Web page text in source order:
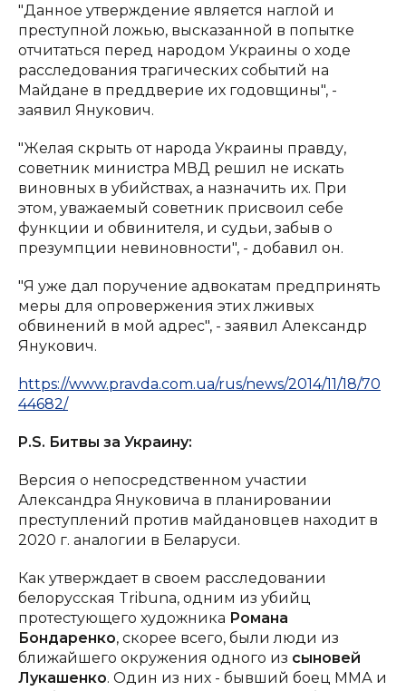
"Данное утверждение является наглой и
преступной ложью, высказанной в попытке
отчитаться перед народом Украины о ходе
расследования трагических событий на
Майдане в преддверие их годовщины", -
заявил Янукович.
"Желая скрыть от народа Украины правду,
советник министра МВД решил не искать
виновных в убийствах, а назначить их. При
этом, уважаемый советник присвоил себе
функции и обвинителя, и судьи, забыв о
презумпции невиновности", - добавил он.
"Я уже дал поручение адвокатам предпринять
меры для опровержения этих лживых
обвинений в мой адрес", - заявил Александр
Янукович.
https://www.pravda.com.ua/rus/news/2014/11/18/70
44682/
P.S. Битвы за Украину:
Версия о непосредственном участии
Александра Януковича в планировании
преступлений против майдановцев находит в
2020 г. аналогии в Беларуси.
Как утверждает в своем расследовании
белорусская Tribuna, одним из убийц
протестующего художника Романа
Бондаренко, скорее всего, были люди из
ближайшего окружения одного из сыновей
Лукашенко. Один из них - бывший боец ММА и